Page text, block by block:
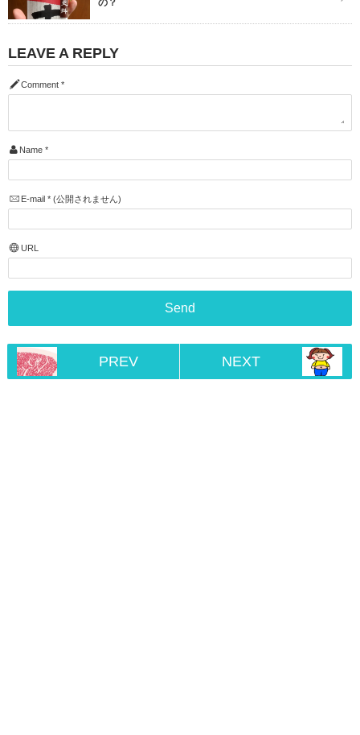
の？
LEAVE A REPLY
Comment *
Name *
E-mail *(公開されません)
URL
PREV NEXT